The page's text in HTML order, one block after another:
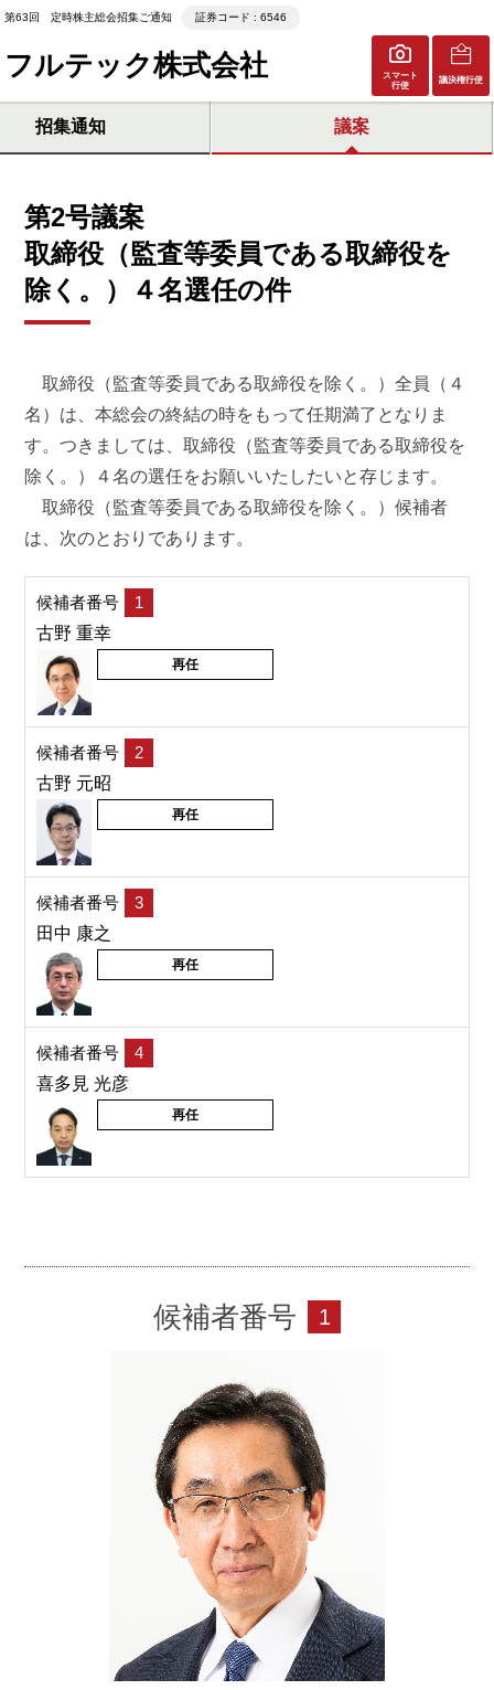
第63回 定時株主総会招集ご通知 証券コード : 6546
フルテック株式会社 スマート
行使
議決権行使
招集通知 議案
第2号議案
取締役（監査等委員である取締役を
除く。）４名選任の件
取締役（監査等委員である取締役を除く。）全員（４
名）は、本総会の終結の時をもって任期満了となりま
す。つきましては、取締役（監査等委員である取締役を
除く。）４名の選任をお願いいたしたいと存じます。
取締役（監査等委員である取締役を除く。）候補者
は、次のとおりであります。
候補者番号
1
古野 重幸
再任
候補者番号
2
古野 元昭
再任
候補者番号
3
田中 康之
再任
候補者番号
4
喜多見 光彦
再任
候補者番号 1